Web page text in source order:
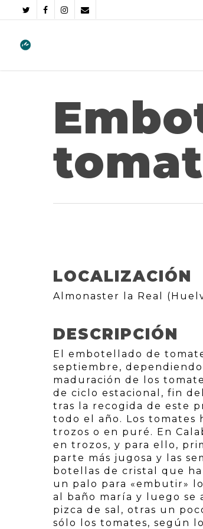
LOCALIZACIÓN
Almonaster la Real
DESCRIPCIÓN
El embotellado de
septiembre,
maduración de los
de ciclo estacional, fin
tras la recogida de este
todo el año. Los tomates
trozos o en puré. En
en trozos, y para ello,
parte más jugosa y las
botellas de cristal que
un palo para «embutir»
al baño maría y luego se
pizca de sal, otras un
sólo los tomates, según